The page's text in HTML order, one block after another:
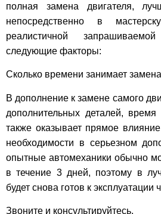
полная замена двигателя,
непосредственно в
реалистичной
следующие факторы:
Сколько времени занимает
В дополнение к замене самого
дополнительных деталей,
также оказывает прямое
необходимости в серьезном
опытные автомеханики обычно
в течение 3 дней, поэтому в
будет снова готов к эксплуатации
Звоните и консультируйтесь.